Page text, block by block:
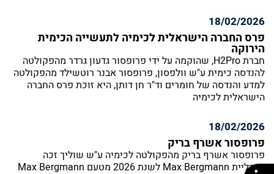
18/02/2026
פרס החברה הישראלית לכימיה לתעשייה הכימית
הירוקה
חברת H2Pro, שהוקמה על ידי פרופסור גדעון גרדר מהפקולטה
להנדסה כימית ע"ש וולפסון, פרופסור אבנר רוטשילד מהפקולטה
למדע והנדסה של חומרים וד"ר חן דותן, היא זוכת פרס החברה
הישראלית לכימיה
18/02/2026
פרופסור אשרף בריק
פרופסור אשרף בריק מהפקולטה לכימיה ע"ש שוליך זכה
במדליית Max Bergmann לשנת 2026 מטעם Max Bergmann